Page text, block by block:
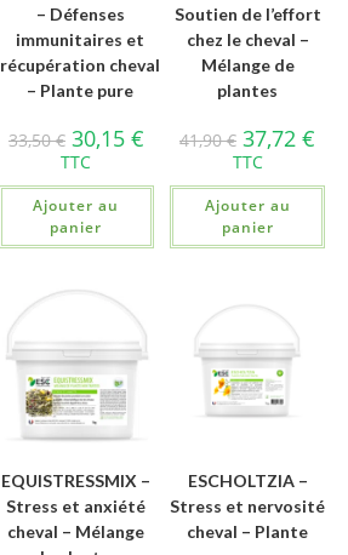
– Défenses
immunitaires et
récupération cheval
– Plante pure
33,50€ 30,15 €
TTC
Ajouter au
panier
Soutien de l’effort
chez le cheval –
Mélange de
plantes
41,90€ 37,72€
TTC
Ajouter au
panier
EQUISTRESSMIX –
Stress et anxiété
cheval – Mélange
ESCHOLTZIA –
Stress et nervosité
cheval – Plante